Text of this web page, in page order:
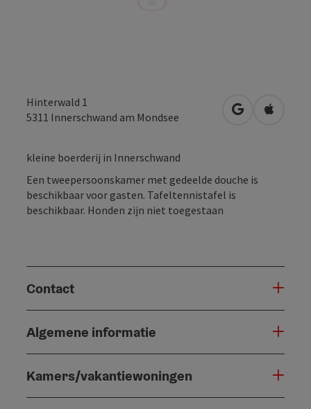
Hinterwald 1
5311 Innerschwand am Mondsee Openen in
kleine boerderij in Innerschwand
Een tweepersoonskamer met gedeelde douche is
beschikbaar voor gasten. Tafeltennistafel is
beschikbaar. Honden zijn niet toegestaan
Contact
Algemene informatie
Kamers/vakantiewoningen